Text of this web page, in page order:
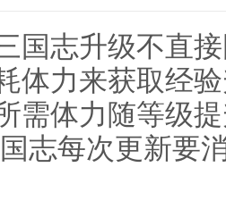
国志升级不直
体力来获取经
需体力随等级
志每次更新要